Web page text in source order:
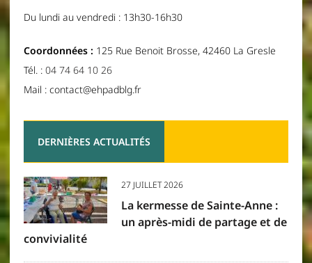
Du lundi au vendredi : 13h30-16h30
Coordonnées : 125 Rue Benoit Brosse, 42460 La Gresle
Tél. : 04 74 64 10 26
Mail : contact@ehpadblg.fr
DERNIÈRES ACTUALITÉS
27 JUILLET 2026
La kermesse de Sainte-Anne :
un après-midi de partage et de
convivialité